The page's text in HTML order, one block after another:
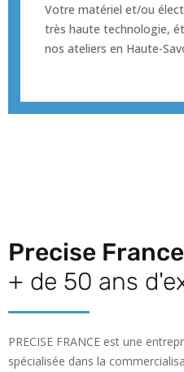
Votre matériel et/ou
très haute technologie,
nos ateliers en Haute-
Precise France
+ de 50 ans
PRECISE FRANCE est une
spécialisée dans la